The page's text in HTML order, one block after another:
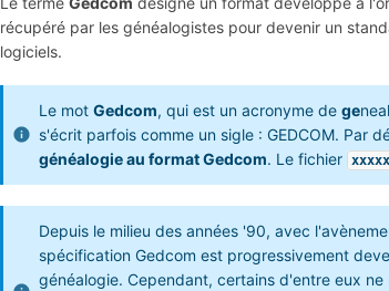
récupéré par les généalogistes pour devenir un
logiciels.
Le mot Gedcom, qui est un acronyme de ge
s'écrit parfois comme un sigle : GEDCOM. Par
généalogie au format Gedcom. Le fichier
Depuis le milieu des années '90, avec
spécification Gedcom est progressivement
généalogie. Cependant, certains d'entre eux